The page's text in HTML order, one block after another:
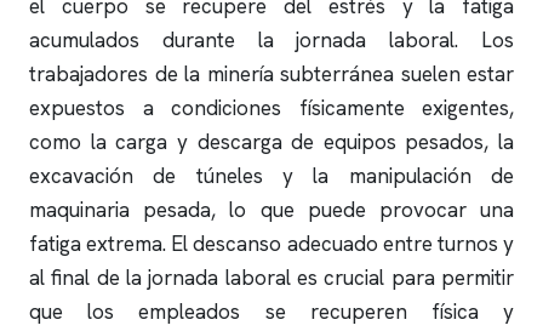
el cuerpo se recupere del estrés y la fatiga
acumulados durante la jornada laboral. Los
trabajadores de la minería subterránea suelen estar
expuestos a condiciones físicamente exigentes,
como la carga y descarga de equipos pesados, la
excavación de túneles y la manipulación de
maquinaria pesada, lo que puede provocar una
fatiga extrema. El descanso adecuado entre turnos y
al final de la jornada laboral es crucial para permitir
que los empleados se recuperen física y